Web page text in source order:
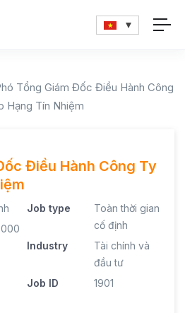
Tổng Giám Đốc Điều Hành Công
Hạng Tín Nhiệm
Điều Hành Công Ty
Job type
Toàn thời gian
cố định
Industry
Tài chính và
đầu tư
Job ID
1901